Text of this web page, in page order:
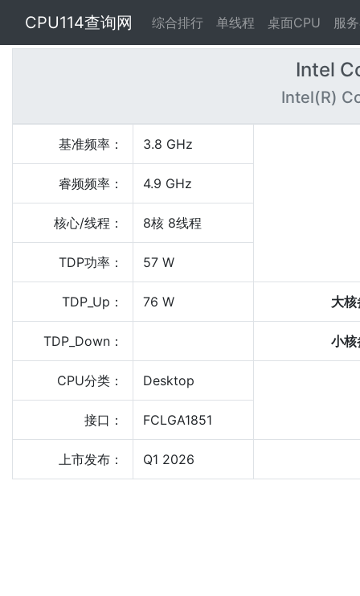
CPU114查询网 综合排行 单线程 桌面CPU 服
Intel
Intel(R)
基准频率： 3.8 GHz
睿频频率： 4.9 GHz
核心/线程： 8核 8线程
TDP功率： 57 W
TDP_Up： 76 W 大
TDP_Down： 小核
CPU分类： Desktop
接口： FCLGA1851
上市发布： Q1 2026